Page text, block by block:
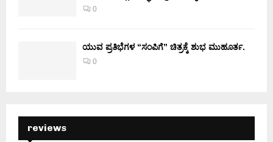
0
ಯುವ ಪ್ರತಿಭೆಗಳ “ಸಂಪಿಗೆ” ಚಿತ್ರಕ್ಕೆ ಶುಭ ಮುಹೂರ್ತ.
0
reviews